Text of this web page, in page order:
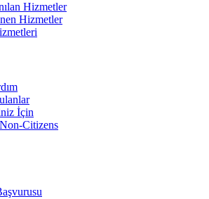
Hizmetler
Hizmetler
İçin
Citizens